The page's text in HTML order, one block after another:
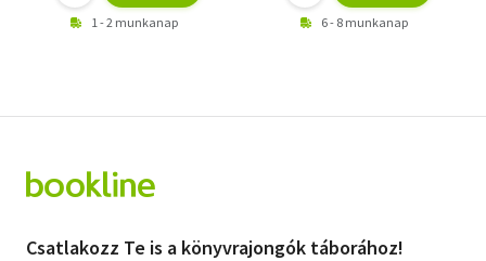
1 - 2 munkanap 6 - 8 munkanap
Csatlakozz Te is a könyvrajongók táborához!